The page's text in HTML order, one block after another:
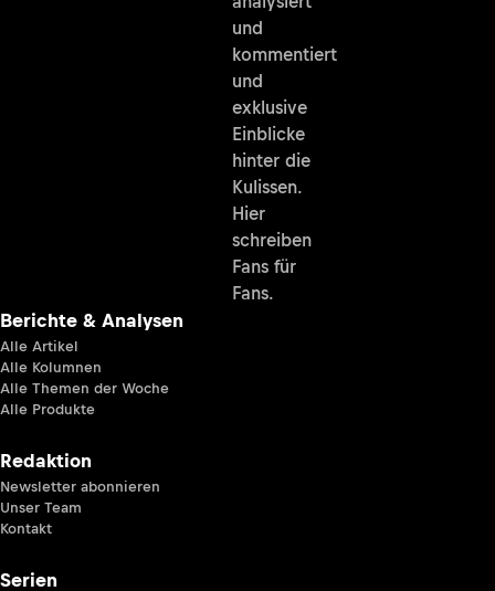
und
kommentiert
und
exklusive
Einblicke
hinter die
Kulissen.
Hier
schreiben
Fans für
Fans.
Berichte & Analysen
Alle Artikel
Alle Kolumnen
Alle Themen der Woche
Alle Produkte
Redaktion
Newsletter abonnieren
Unser Team
Kontakt
Serien